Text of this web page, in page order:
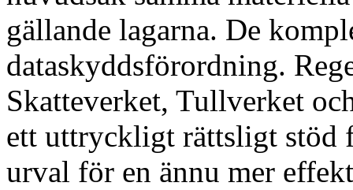
gällande lagarna. De
dataskyddsförordning.
Skatteverket, Tullverket
ett uttryckligt rättsligt stöd
urval för en ännu mer